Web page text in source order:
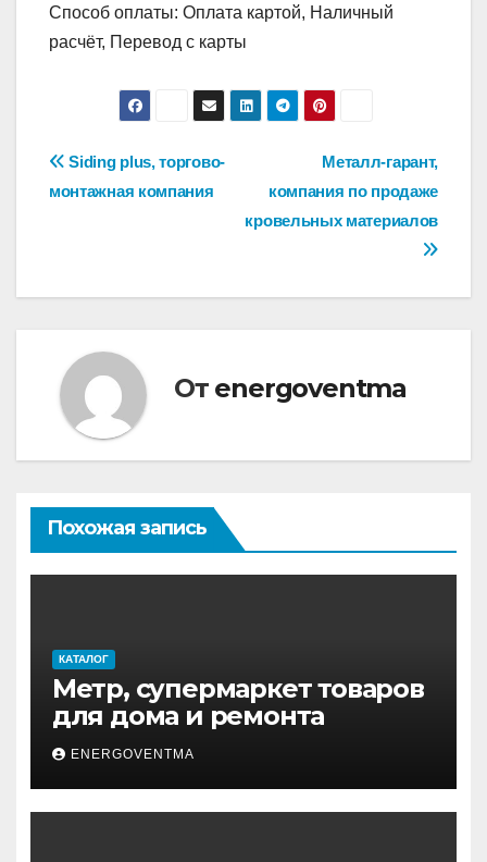
Способ оплаты: Оплата картой, Наличный
расчёт, Перевод с карты
Навигация
Металл-гарант,
компания по продаже
кровельных материалов
Siding plus, торгово-
монтажная компания
От energoventma
Похожая запись
КАТАЛОГ
Метр, супермаркет товаров
для дома и ремонта
ENERGOVENTMA